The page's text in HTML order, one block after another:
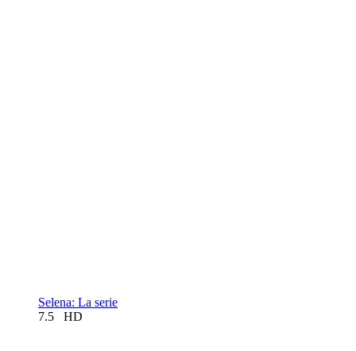
Selena: La serie
7.5
HD